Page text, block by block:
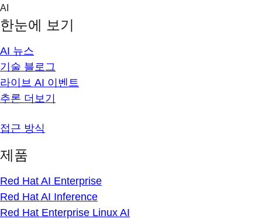
Skip
content
AI
한눈에 보기
AI 뉴스
기술 블로그
라이브 AI 이벤트
추론 더보기
접근 방식
제품
Red Hat AI Enterprise
Red Hat AI Inference
Red Hat Enterprise Linux AI